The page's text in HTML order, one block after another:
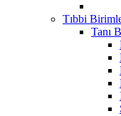
Tıbbi
Tanı